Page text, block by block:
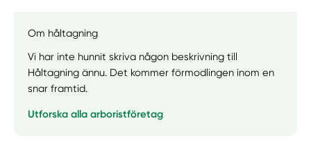
Om håltagning
Vi har inte hunnit skriva någon beskrivning till
Håltagning ännu. Det kommer förmodlingen inom en
snar framtid.
Utforska alla arboristföretag